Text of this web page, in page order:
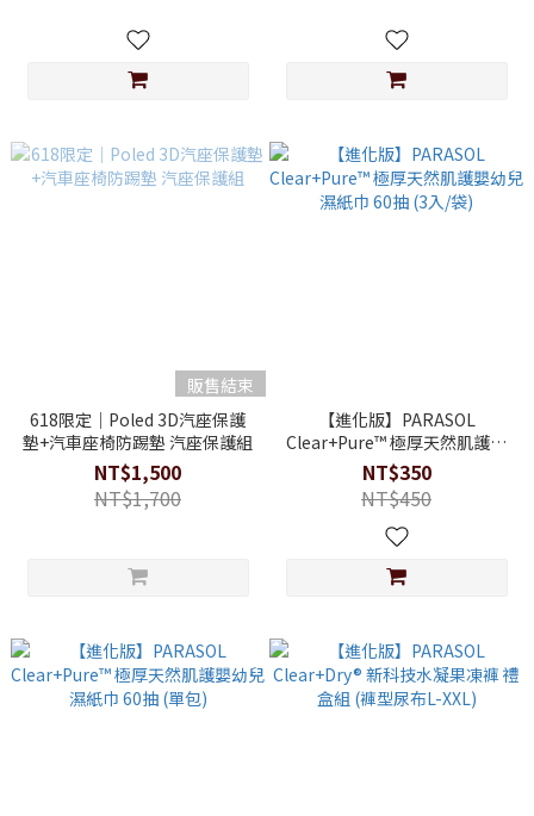
販售結束
618限定｜Poled 3D汽座保護
墊+汽車座椅防踢墊 汽座保護組
NT$1,500
NT$1,700
【進化版】PARASOL
Clear+Pure™ 極厚天然肌護嬰
幼兒濕紙巾 60抽 (3入/袋)
NT$350
NT$450